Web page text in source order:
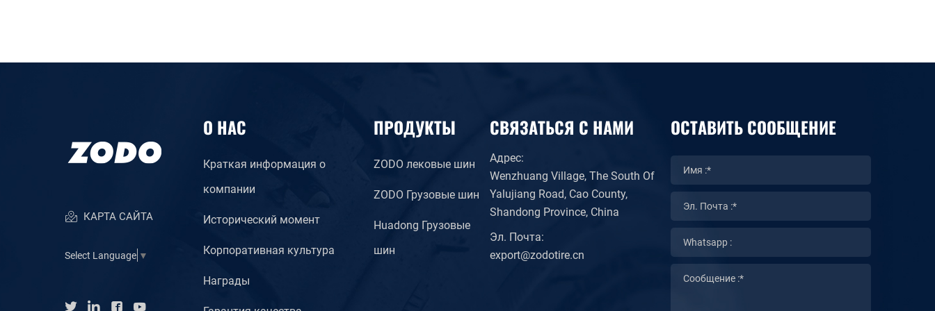
КАРТА САЙТА
Select Language ▼
О НАС
Краткая информация о
компании
Исторический момент
Корпоративная культура
Награды
ПРОДУКТЫ
ZODO лековые шин
ZODO Грузовые шин
Huadong Грузовые
шин
СВЯЗАТЬСЯ С НАМИ
Адрес:
Wenzhuang Village, The South Of
Yalujiang Road, Cao County,
Shandong Province, China
Эл. Почта:
export@zodotire.cn
ОСТАВИТЬ СООБЩЕНИЕ